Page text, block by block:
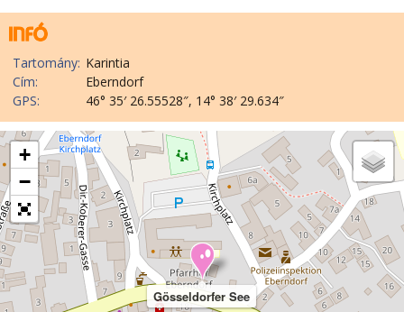
Tartomány: Karintia
Cím:
Eberndorf
GPS:
46° 35′ 26.55528″, 14° 38′ 29.634″
Gösseldorfer See
+
−